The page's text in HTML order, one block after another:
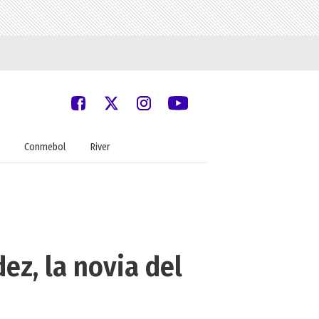
Conmebol River
la novia del